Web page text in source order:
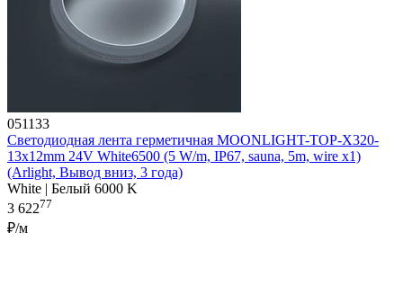
051133
Светодиодная лента герметичная MOONLIGHT-TOP-X320-
13x12mm 24V White6500 (5 W/m, IP67, sauna, 5m, wire x1)
(Arlight, Вывод вниз, 3 года)
White | Белый 6000 K
3 62277
₽/м